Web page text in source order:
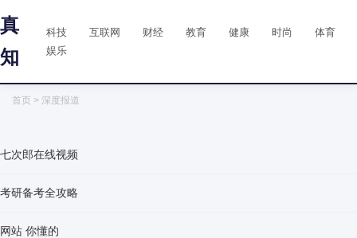
真
知
科技 互联网 财经 教育 健康 时尚
体育
娱乐
首页 > 深度报道
七次郎在线视频
考研备考全攻略
网站 你懂的